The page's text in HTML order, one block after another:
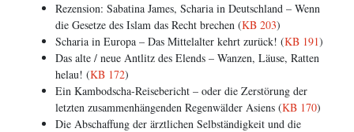
Rezension: Sabatina James, Scharia in Deutschland – Wenn
die Gesetze des Islam das Recht brechen (KB 203)
Scharia in Europa – Das Mittelalter kehrt zurück! (KB 191)
Das alte / neue Antlitz des Elends – Wanzen, Läuse, Ratten
helau! (KB 172)
Ein Kambodscha-Reisebericht – oder die Zerstörung der
letzten zusammenhängenden Regenwälder Asiens (KB 170)
Die Abschaffung der ärztlichen Selbständigkeit und die